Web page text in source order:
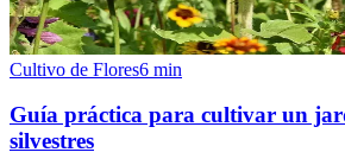
Cultivo de Flores6 min
Guía práctica para cultivar un
silvestres